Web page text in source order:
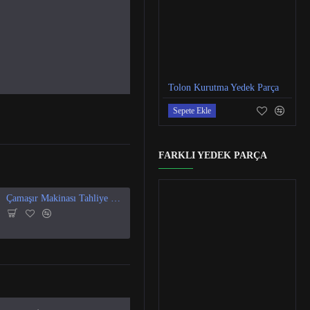
Çamaşır Makinası Tahliye Vanası
Tolon Kurutma Yedek Parça
Sepete Ekle
FARKLI YEDEK PARÇA